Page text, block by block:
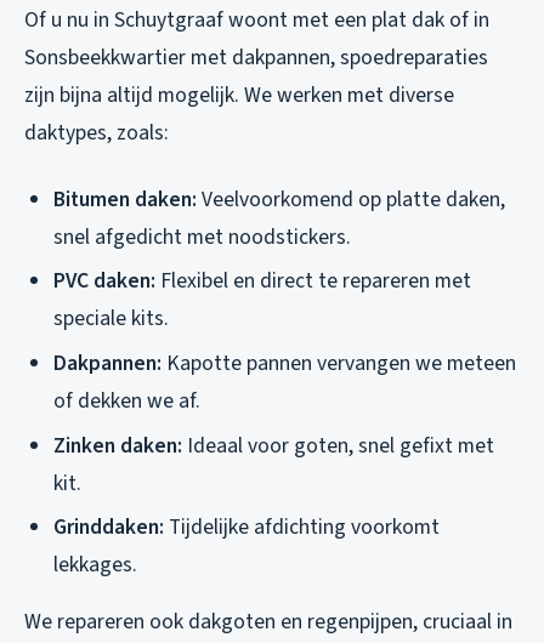
Of u nu in Schuytgraaf woont met een plat dak of in
Sonsbeekkwartier met dakpannen, spoedreparaties
zijn bijna altijd mogelijk. We werken met diverse
daktypes, zoals:
Bitumen daken: Veelvoorkomend op platte daken,
snel afgedicht met noodstickers.
PVC daken: Flexibel en direct te repareren met
speciale kits.
Dakpannen: Kapotte pannen vervangen we meteen
of dekken we af.
Zinken daken: Ideaal voor goten, snel gefixt met
kit.
Grinddaken: Tijdelijke afdichting voorkomt
lekkages.
We repareren ook dakgoten en regenpijpen, cruciaal in